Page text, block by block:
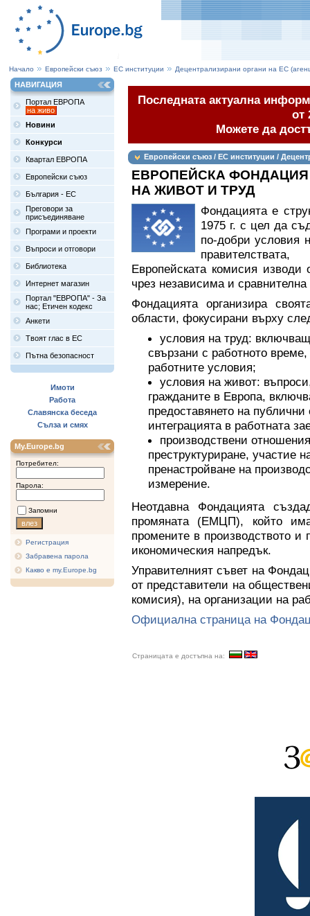
Начало Европейски съюз ЕС институции Децентрализирани органи на ЕС
НАВИГАЦИЯ
Портал ЕВРОПА
на живо
Новини
Конкурси
Квартал ЕВРОПА
Европейски съюз
България - ЕС
Преговори за
присъединяване
Програми и проекти
Въпроси и отговори
Библиотека
Интернет магазин
Портал "ЕВРОПА" - За
нас; Етичен кодекс
Анкети
Твоят глас в ЕС
Пътна безопасност
Имоти
Работа
Славянска беседа
Сълза и смях
My.Europe.bg
Потребител:
Парола:
Запомни
Регистрация
Забравена парола
Какво е my.Europe.bg
Последната актуална
от
Можете да
Европейски съюз / ЕС институции /
ЕВРОПЕЙСКА
НА ЖИВОТ И ТРУД
Фондацията е
1975 г. с цел да
по-добри условия
Европейската комисия
чрез независима и
Фондацията организира
области, фокусирани върху
условия на труд:
свързани с работното
работните условия;
условия на живот:
гражданите в Европа,
предоставянето на
интеграцията в работната
производствени
преструктуриране, участие
пренастройване на
измерение.
Неотдавна Фондацията
промяната (ЕМЦП), който
промените в производството и
икономическия напредък.
Управителният съвет на
от представители на
комисия), на организации на
Официална страница на
Страницата е достъпна на: